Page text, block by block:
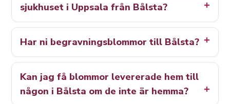
sjukhuset i Uppsala från Bålsta?
Har ni begravningsblommor till Bålsta?
Kan jag få blommor levererade hem till
någon i Bålsta om de inte är hemma?